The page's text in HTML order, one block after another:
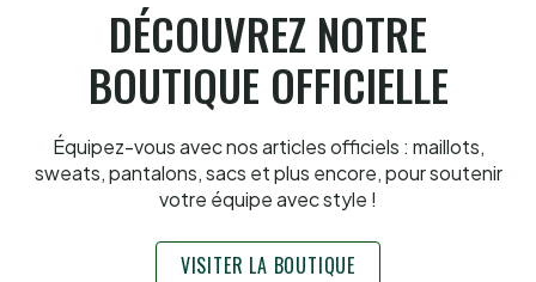
DÉCOUVREZ NOTRE
BOUTIQUE OFFICIELLE
Équipez-vous avec nos articles officiels : maillots,
sweats, pantalons, sacs et plus encore, pour soutenir
votre équipe avec style !
VISITER LA BOUTIQUE